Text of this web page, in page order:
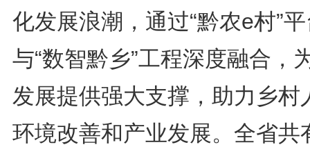
化发展浪潮，通过“黔农e村”
与“数智黔乡”工程深度融合，
发展提供强大支撑，助力乡村
环境改善和产业发展。全省共